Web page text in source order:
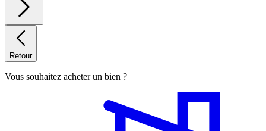
Retour
Vous souhaitez acheter un bien ?